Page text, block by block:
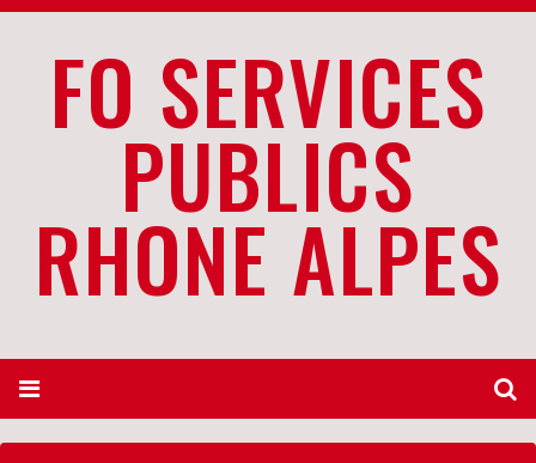
FO SERVICES
PUBLICS
RHONE ALPES